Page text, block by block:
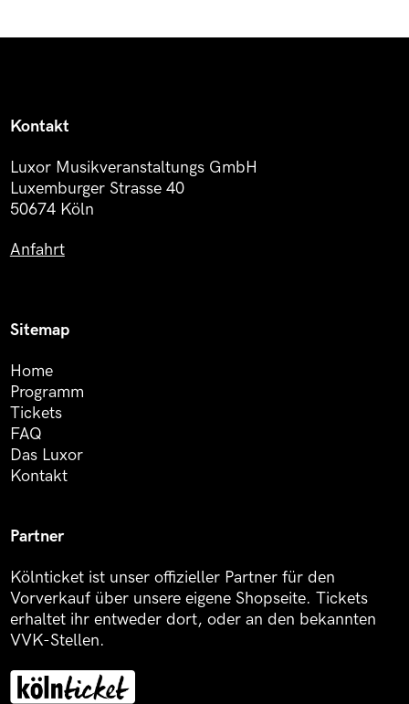
Kontakt
Luxor Musikveranstaltungs GmbH
Luxemburger Strasse 40
50674 Köln
Anfahrt
Sitemap
Home
Programm
Tickets
FAQ
Das Luxor
Kontakt
Partner
Kölnticket ist unser offizieller Partner für den
Vorverkauf über unsere eigene Shopseite. Tickets
erhaltet ihr entweder dort, oder an den bekannten
VVK-Stellen.